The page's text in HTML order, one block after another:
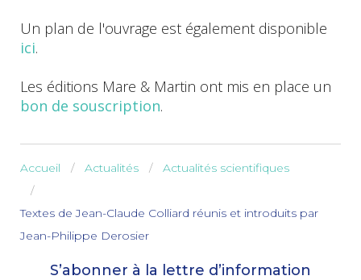
Un plan de l'ouvrage est également disponible
ici.
Les éditions Mare & Martin ont mis en place un
bon de souscription.
Accueil Actualités Actualités scientifiques
Textes de Jean-Claude Colliard réunis et introduits par
Jean-Philippe Derosier
S’abonner à la lettre d’information